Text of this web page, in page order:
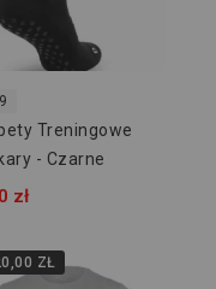
Treningowe
- Czarne
zł
ZŁ